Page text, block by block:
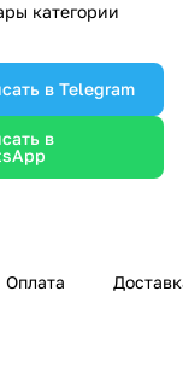
категории
в Telegram
в
Оплата